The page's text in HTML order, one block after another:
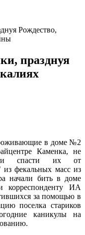
Рождество,
празднуя
в доме №2
Каменка, не
спасти их от
фекальных масс из
начали бить в доме
ИА
за помощью в
поселка стариков
каникулы на